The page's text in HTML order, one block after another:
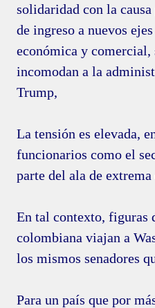
solidaridad con la
de ingreso a nuevos
económica y comercial,
incomodan a la
Trump,
La tensión es elevada,
funcionarios como el
parte del ala de
En tal contexto, figuras
colombiana viajan a
los mismos senadores
Para un país que por